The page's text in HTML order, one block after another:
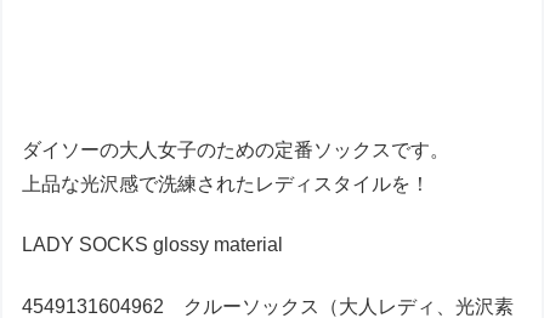
ダイソーの大人女子のための定番ソックスです。
上品な光沢感で洗練されたレディスタイルを！
LADY SOCKS glossy material
4549131604962 クルーソックス（大人レディ、光沢素